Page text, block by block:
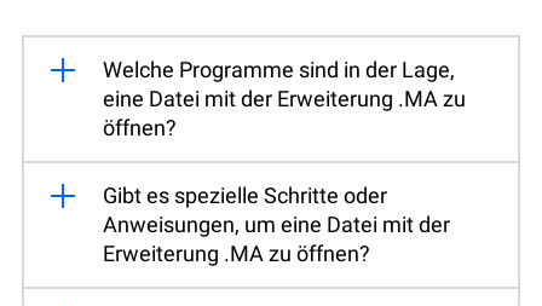
Welche Programme sind in der Lage,
eine Datei mit der Erweiterung .MA zu
öffnen?
Gibt es spezielle Schritte oder
Anweisungen, um eine Datei mit der
Erweiterung .MA zu öffnen?